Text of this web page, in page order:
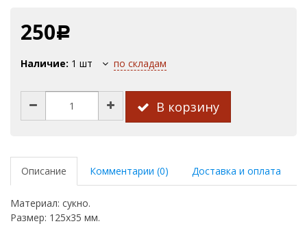
250Р
Наличие: 1 шт по складам
В корзину
Описание Комментарии (0) Доставка и оплата
Материал: сукно.
Размер: 125х35 мм.